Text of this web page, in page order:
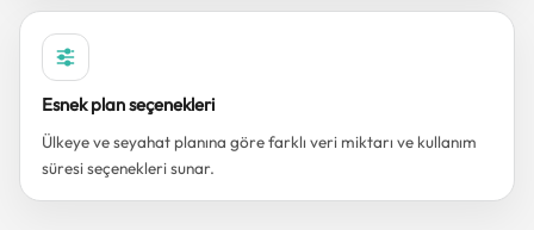
Esnek plan seçenekleri
Ülkeye ve seyahat planına göre farklı veri miktarı ve kullanım
süresi seçenekleri sunar.